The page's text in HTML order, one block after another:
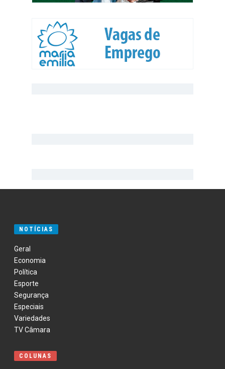
NOTÍCIAS
Geral
Economia
Política
Esporte
Segurança
Especiais
Variedades
TV Câmara
COLUNAS